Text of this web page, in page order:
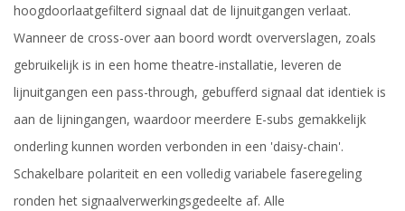
hoogdoorlaatgefilterd signaal dat de lijnuitgangen verlaat.
Wanneer de cross-over aan boord wordt oververslagen, zoals
gebruikelijk is in een home theatre-installatie, leveren de
lijnuitgangen een pass-through, gebufferd signaal dat identiek is
aan de lijningangen, waardoor meerdere E-subs gemakkelijk
onderling kunnen worden verbonden in een 'daisy-chain'.
Schakelbare polariteit en een volledig variabele faseregeling
ronden het signaalverwerkingsgedeelte af. Alle